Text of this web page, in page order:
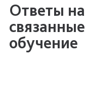
Ответы
обучение